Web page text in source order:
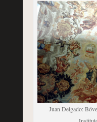
Juan Delgado: